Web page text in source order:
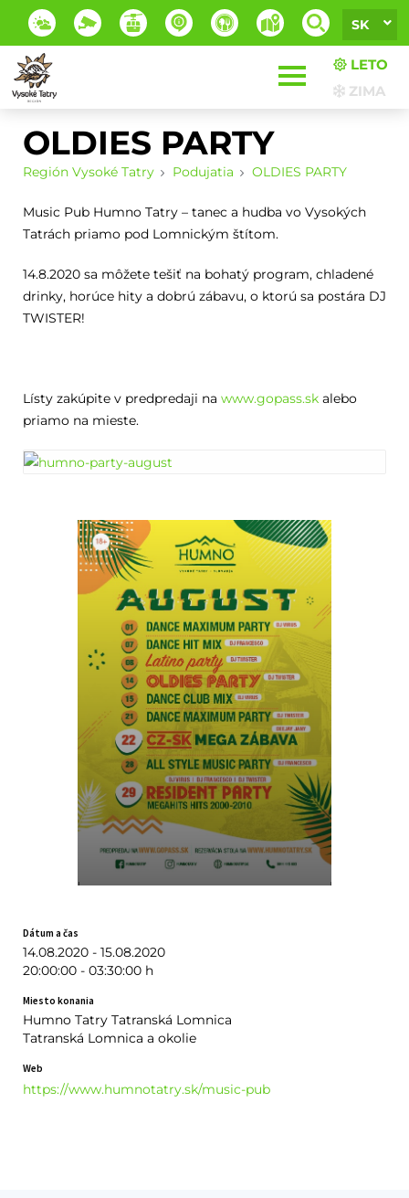
SK
LETO
ZIMA
OLDIES PARTY
Región Vysoké Tatry Podujatia OLDIES PARTY
Music Pub Humno Tatry – tanec a hudba vo Vysokých
Tatrách priamo pod Lomnickým štítom.
14.8.2020 sa môžete tešiť na bohatý program, chladené
drinky, horúce hity a dobrú zábavu, o ktorú sa postára DJ
TWISTER!
Lísty zakúpite v predpredaji na www.gopass.skalebo
priamo na mieste.
Dátum a čas
14.08.2020 - 15.08.2020
20:00:00 - 03:30:00 h
Miesto konania
Humno Tatry Tatranská Lomnica
Tatranská Lomnica a okolie
Web
https://www.humnotatry.sk/music-pub